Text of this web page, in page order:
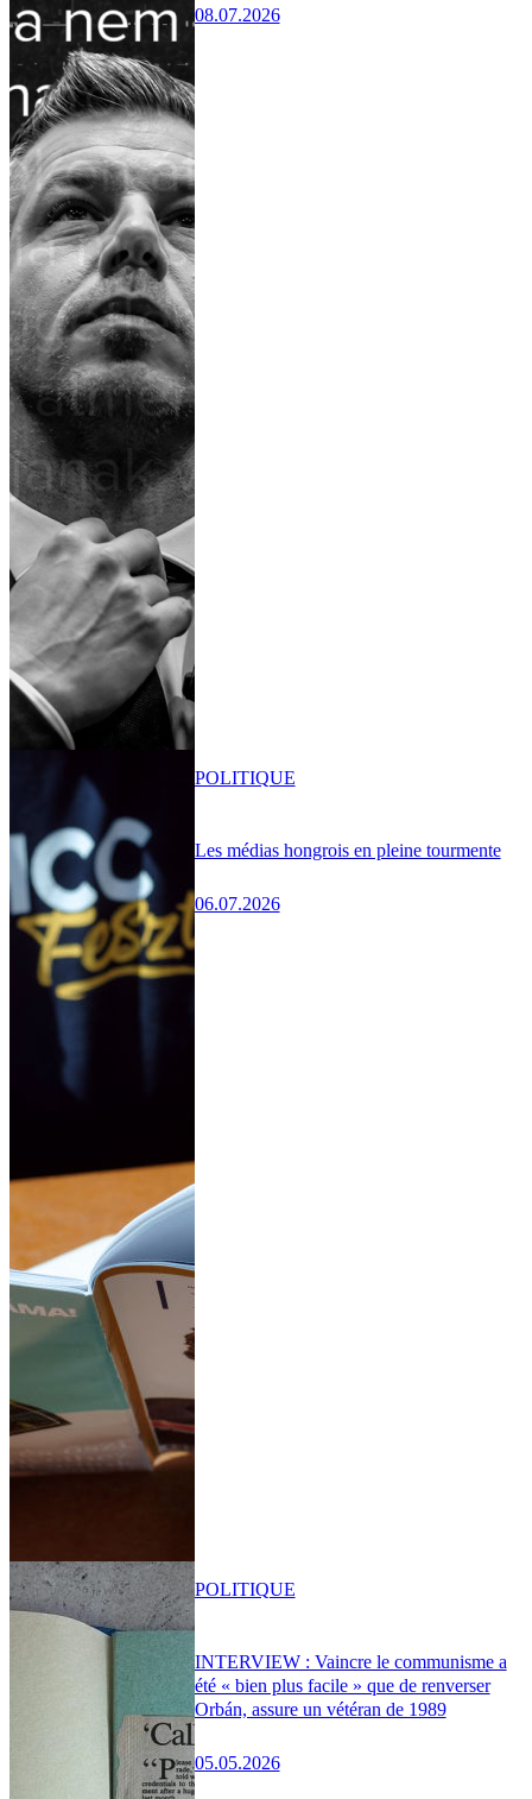
08.07.2026
Les médias hongrois en pleine tourmente
06.07.2026
POLITIQUE
INTERVIEW : Vaincre le communisme a
été « bien plus facile » que de renverser
Orbán, assure un vétéran de 1989
05.05.2026
POLITIQUE